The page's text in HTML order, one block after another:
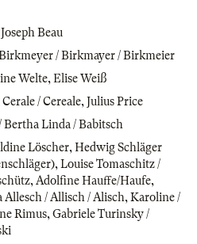
Beau
/ Birkmayer / Birkmeier
Welte, Elise Weiß
/ Cereale, Julius Price
Bertha Linda / Babitsch
Löscher, Hedwig Schläger
, Louise Tomaschitz /
, Adolfine Hauffe/Haufe,
Allesch / Allisch / Alisch, Karoline /
Rimus, Gabriele Turinsky /